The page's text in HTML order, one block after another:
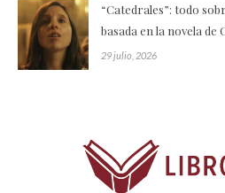
“Catedrales”: todo
basada en la novela de
29 julio, 2026